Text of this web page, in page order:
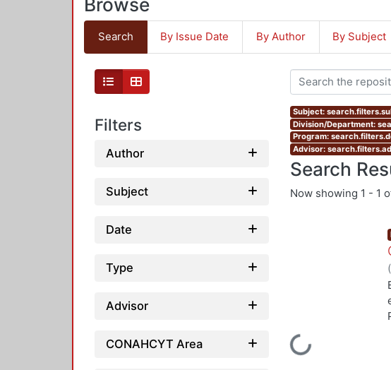
Search By Issue Date By Author By Subject
Filters
Author
Subject
Date
Type
Advisor
CONAHCYT Area
Subject:
Division/Department:
Program:
Advisor:
Search
Now showing 1 - 1
Loading...
(